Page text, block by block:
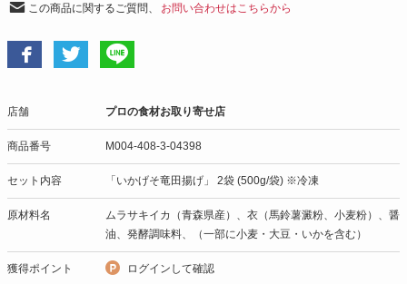
この商品に関するご質問、 お問い合わせはこちらから
店舗 プロの食材お取り寄せ店
商品番号 M004-408-3-04398
セット内容 「いかげそ竜田揚げ」 2袋 (500g/袋) ※冷凍
原材料名
ムラサキイカ（青森県産）、衣（馬鈴薯澱粉、小麦粉）、醤
油、発酵調味料、（一部に小麦・大豆・いかを含む）
獲得ポイント ログインして確認